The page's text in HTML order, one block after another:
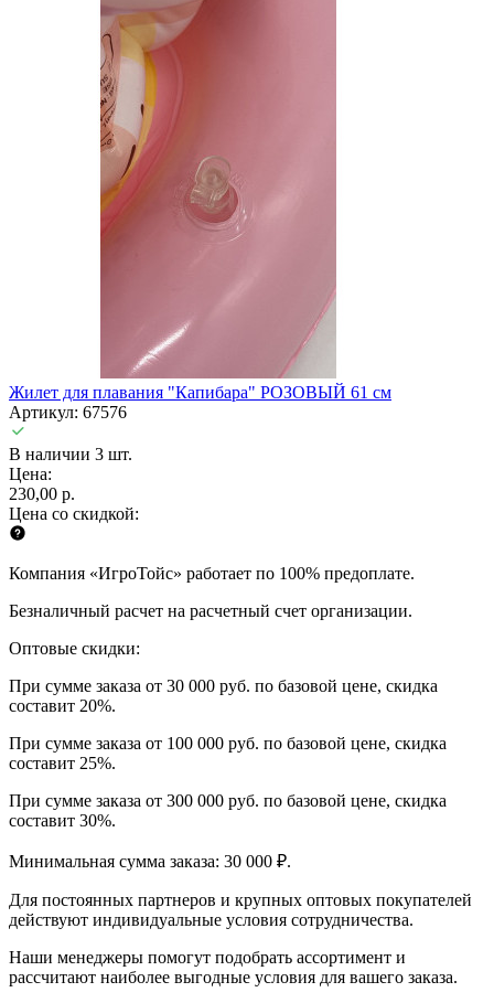
Жилет для плавания "Капибара" РОЗОВЫЙ 61 см
Артикул: 67576
В наличии 3 шт.
Цена:
230,00 р.
Цена со скидкой:
Компания «ИгроТойс» работает по 100% предоплате.
Безналичный расчет на расчетный счет организации.
Оптовые скидки:
При сумме заказа от 30 000 руб. по базовой цене, скидка
составит 20%.
При сумме заказа от 100 000 руб. по базовой цене, скидка
составит 25%.
При сумме заказа от 300 000 руб. по базовой цене, скидка
составит 30%.
Минимальная сумма заказа: 30 000 ₽.
Для постоянных партнеров и крупных оптовых покупателей
действуют индивидуальные условия сотрудничества.
Наши менеджеры помогут подобрать ассортимент и
рассчитают наиболее выгодные условия для вашего заказа.